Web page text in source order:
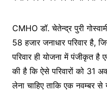
CMHO डॉ. चेतेन्द्र पुरी
58 हजार जनाधार परिवार
परिवार ही योजना में पंजीकृत है
की है कि ऐसे परिवारों को 31
लेना चाहिए ताकि एक नवम्बर